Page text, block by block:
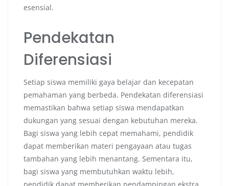
esensial.
Pendekatan
Diferensiasi
Setiap siswa memiliki gaya belajar dan kecepatan
pemahaman yang berbeda. Pendekatan diferensiasi
memastikan bahwa setiap siswa mendapatkan
dukungan yang sesuai dengan kebutuhan mereka.
Bagi siswa yang lebih cepat memahami, pendidik
dapat memberikan materi pengayaan atau tugas
tambahan yang lebih menantang. Sementara itu,
bagi siswa yang membutuhkan waktu lebih,